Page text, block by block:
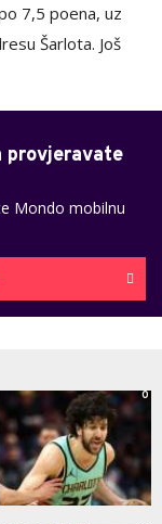
7,5 poena, uz
Šarlota. Još
provjeravate
Mondo mobilnu
0